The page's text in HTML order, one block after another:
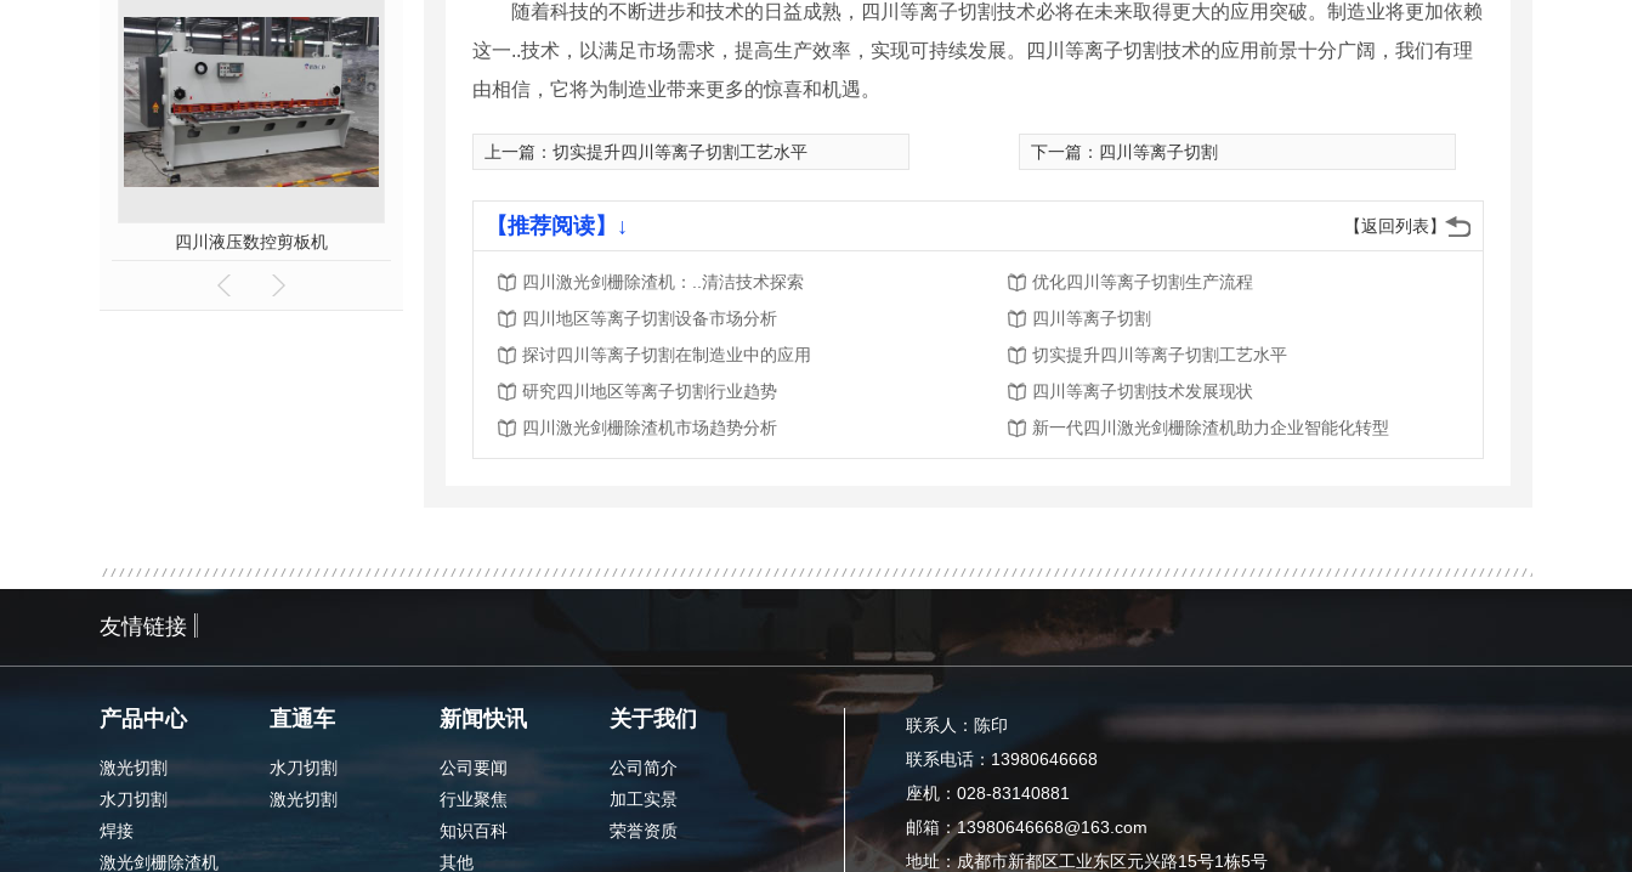
四川液压数控剪板机 成都pc模具厂家
随着科技的不断进步和技术的日益成熟，四川等离子切割技术必将在未来取得更大的应用突破。制造业将更加依赖
这一..技术，以满足市场需求，提高生产效率，实现可持续发展。四川等离子切割技术的应用前景十分广阔，我们有理
由相信，它将为制造业带来更多的惊喜和机遇。
上一篇： 切实提升四川等离子切割工艺水平 下一篇： 四川等离子切割
【返回列表】
【推荐阅读】↓
四川激光剑栅除渣机：..清洁技术探索
优化四川等离子切割生产流程
四川地区等离子切割设备市场分析
四川等离子切割
探讨四川等离子切割在制造业中的应用
切实提升四川等离子切割工艺水平
研究四川地区等离子切割行业趋势
四川等离子切割技术发展现状
四川激光剑栅除渣机市场趋势分析
新一代四川激光剑栅除渣机助力企业智能化转型
友情链接
产品中心
激光切割
水刀切割
焊接
激光剑栅除渣机
直通车
水刀切割
激光切割
新闻快讯
公司要闻
行业聚焦
知识百科
其他
关于我们
公司简介
加工实景
荣誉资质
联系人：陈印
联系电话：13980646668
座机：028-83140881
邮箱：13980646668@163.com
地址：成都市新都区工业东区元兴路15号1栋5号